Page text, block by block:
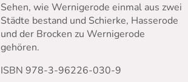
Sehen, wie Wernigerode einmal aus zwei
Städte bestand und Schierke, Hasserode
und der Brocken zu Wernigerode
gehören.
ISBN 978-3-96226-030-9